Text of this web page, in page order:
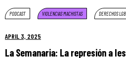
PODCAST VIOLENCIAS MACHISTAS DERECHOS
APRIL 3, 2025
La Semanaria: La represión a